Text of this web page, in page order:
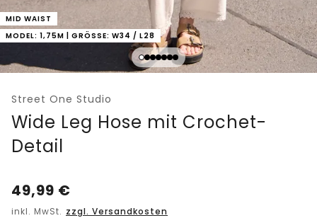
MID WAIST
MODEL: 1,75M | GRÖSSE: W34 / L28
Street One Studio
Wide Leg Hose mit Crochet-
Detail
49,99 €
inkl. MwSt. zzgl. Versandkosten